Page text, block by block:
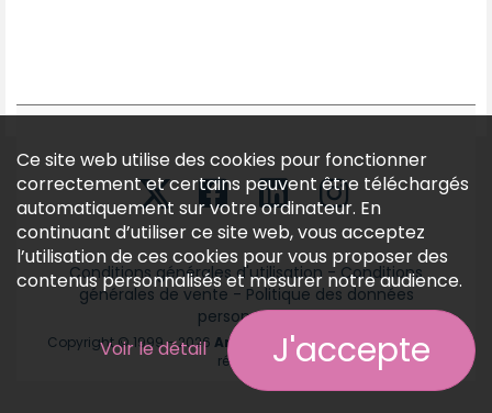
Conditions générales d'utilisation - Conditions
générales de vente-Politique des données
personnelles
Copyright © 1999 - 2026 Annonces médicalestous droits
réservés.
Ce site web utilise des cookies pour fonctionner
correctement et certains peuvent être téléchargés
automatiquement sur votre ordinateur. En
continuant d’utiliser ce site web, vous acceptez
l’utilisation de ces cookies pour vous proposer des
contenus personnalisés et mesurer notre audience.
Voir le détail J'accepte